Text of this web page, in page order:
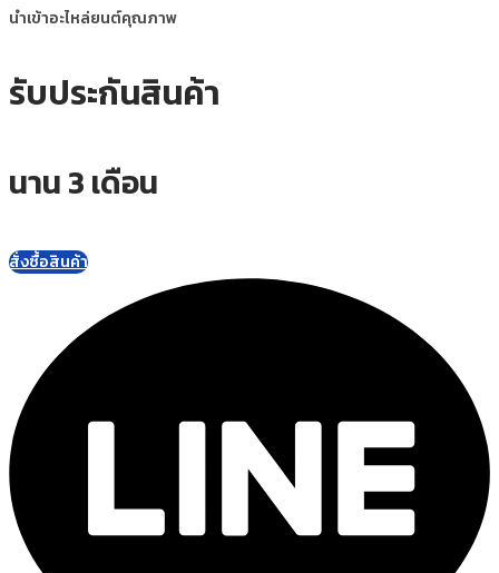
นำเข้าอะไหล่ยนต์คุณภาพ
รับประกันสินค้า
นาน 3 เดือน
สั่งซื้อสินค้า